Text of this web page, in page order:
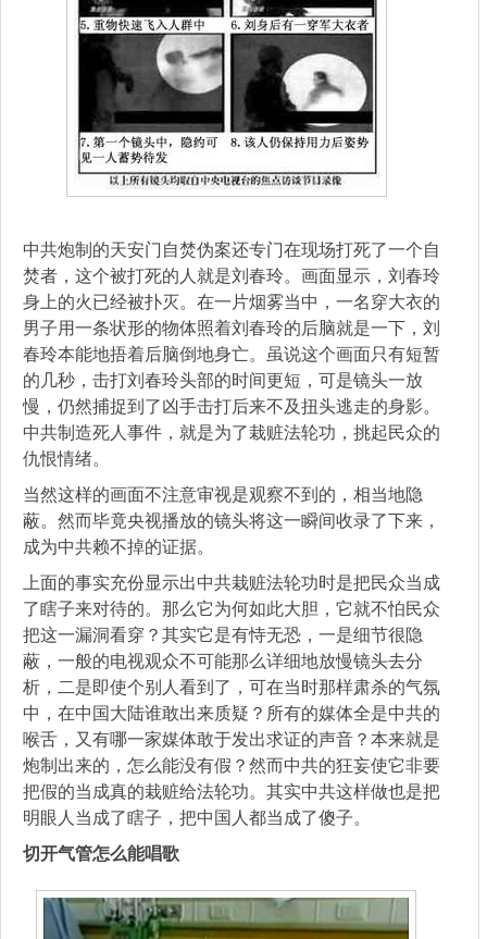
中共炮制的天安门自焚伪案还专门在现场打死了一个自
焚者，这个被打死的人就是刘春玲。画面显示，刘春玲
身上的火已经被扑灭。在一片烟雾当中，一名穿大衣的
男子用一条状形的物体照着刘春玲的后脑就是一下，刘
春玲本能地捂着后脑倒地身亡。虽说这个画面只有短暂
的几秒，击打刘春玲头部的时间更短，可是镜头一放
慢，仍然捕捉到了凶手击打后来不及扭头逃走的身影。
中共制造死人事件，就是为了栽赃法轮功，挑起民众的
仇恨情绪。
当然这样的画面不注意审视是观察不到的，相当地隐
蔽。然而毕竟央视播放的镜头将这一瞬间收录了下来，
成为中共赖不掉的证据。
上面的事实充份显示出中共栽赃法轮功时是把民众当成
了瞎子来对待的。那么它为何如此大胆，它就不怕民众
把这一漏洞看穿？其实它是有恃无恐，一是细节很隐
蔽，一般的电视观众不可能那么详细地放慢镜头去分
析，二是即使个别人看到了，可在当时那样肃杀的气氛
中，在中国大陆谁敢出来质疑？所有的媒体全是中共的
喉舌，又有哪一家媒体敢于发出求证的声音？本来就是
炮制出来的，怎么能没有假？然而中共的狂妄使它非要
把假的当成真的栽赃给法轮功。其实中共这样做也是把
明眼人当成了瞎子，把中国人都当成了傻子。
切开气管怎么能唱歌